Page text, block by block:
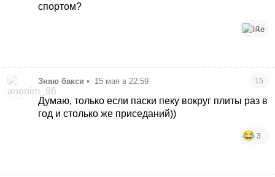
спортом?
1
Знаю бакси • 15 мая в 22:59 15
Думаю, только если паски пеку вокруг плиты раз в
год и столько же приседаний))
3